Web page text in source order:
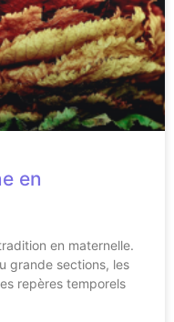
en
en maternelle.
grande sections, les
repères temporels